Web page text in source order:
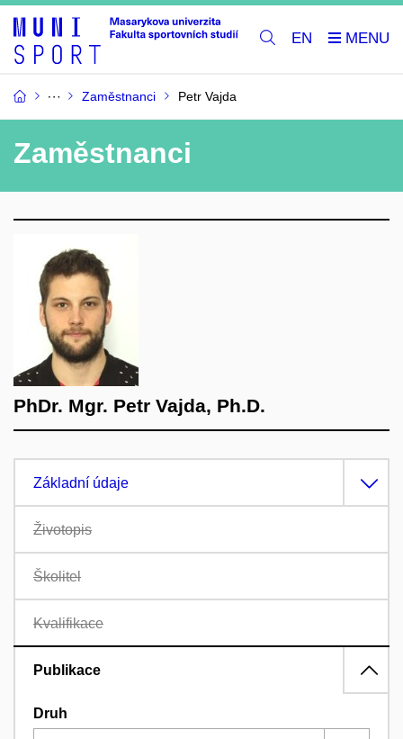
EN
Zaměstnanci Petr Vajda
Zaměstnanci
PhDr. Mgr. Petr Vajda, Ph.D.
Základní údaje
Životopis
Školitel
Kvalifikace
Publikace
Druh